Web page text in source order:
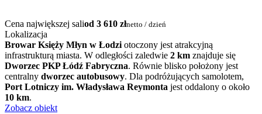
Cena największej saliod 3 610 złnetto / dzień
Lokalizacja
Browar Księży Młyn w Łodzi otoczony jest atrakcyjną
infrastrukturą miasta. W odległości zaledwie 2 km znajduje się
Dworzec PKP Łódź Fabryczna. Równie blisko położony jest
centralny dworzec autobusowy. Dla podróżujących samolotem,
Port Lotniczy im. Władysława Reymonta jest oddalony o około
10 km.
Zobacz obiekt